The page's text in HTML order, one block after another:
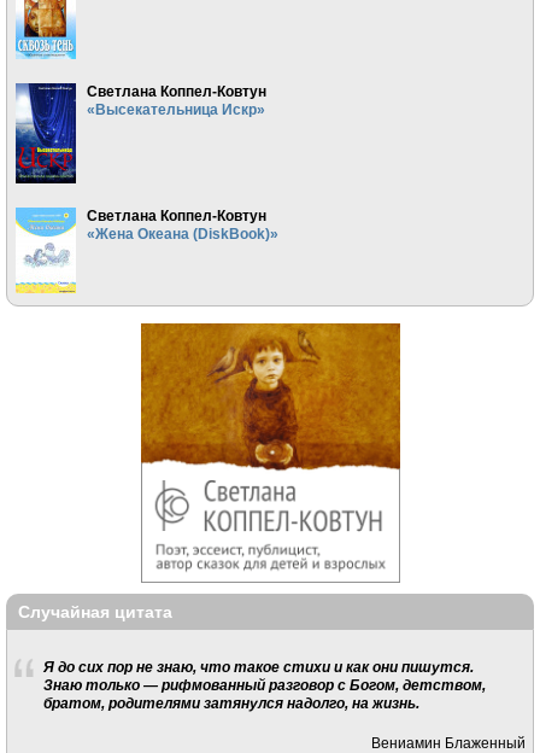
Светлана Коппел-Ковтун
«Высекательница Искр»
Светлана Коппел-Ковтун
«Жена Океана (DiskBook)»
Случайная цитата
Я до сих пор не знаю, что такое стихи и как они пишутся.
Знаю только — рифмованный разговор с Богом, детством,
братом, родителями затянулся надолго, на жизнь.
Вениамин Блаженный